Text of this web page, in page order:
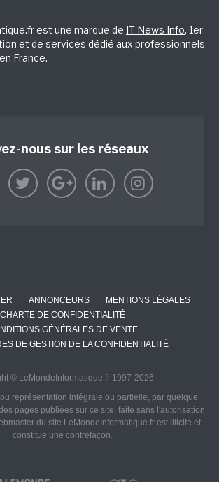
est une marque de IT News Info, 1er
et de services dédié aux professionnels
France.
nous sur les réseaux
ANNONCEURS
MENTIONS LÉGALES
CHARTE DE CONFIDENTIALITÉ
GÉNÉRALES DE VENTE
DE GESTION DE LA CONFIDENTIALITÉ
© LeMondeInformatique.fr 1997-2026
représentation intégrale ou partielle, par quelque
pages publiées sur ce site, faite sans l'autorisation
du site LeMondeInformatique.fr est illicite et
constitue une contrefaçon.